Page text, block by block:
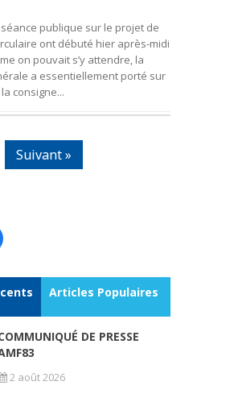
publique sur le projet de
ont débuté hier après-midi
on pouvait s’y attendre, la
a essentiellement porté sur
consigne...
Suivant »
Articles Populaires
DE PRESSE
2 août 2026